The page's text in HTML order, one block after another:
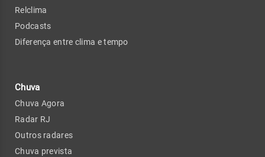
Relclima
Podcasts
Diferença entre clima e tempo
Chuva
Chuva Agora
Radar RJ
Outros radares
Chuva prevista